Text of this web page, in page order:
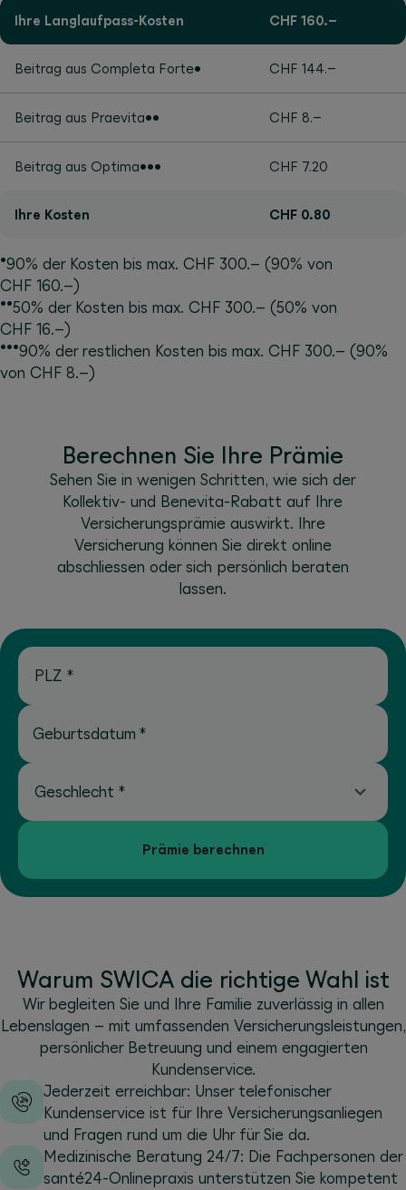
Ihre Langlaufpass-Kosten CHF 160.–
Beitrag aus Completa Forte• CHF 144.–
Beitrag aus Praevita•• CHF 8.–
Beitrag aus Optima••• CHF 7.20
Ihre Kosten CHF 0.80
•90% der Kosten bis max. CHF 300.– (90% von
CHF 160.–)
••50% der Kosten bis max. CHF 300.– (50% von
CHF 16.–)
•••90% der restlichen Kosten bis max. CHF 300.– (90%
von CHF 8.–)
Berechnen Sie Ihre Prämie
Sehen Sie in wenigen Schritten, wie sich der
Kollektiv- und Benevita-Rabatt auf Ihre
Versicherungsprämie auswirkt. Ihre
Versicherung können Sie direkt online
abschliessen oder sich persönlich beraten
lassen.
PLZ *
Geburtsdatum *
Geschlecht *
Prämie berechnen
Warum SWICA die richtige Wahl ist
Wir begleiten Sie und Ihre Familie zuverlässig in allen
Lebenslagen – mit umfassenden Versicherungsleistungen,
persönlicher Betreuung und einem engagierten
Kundenservice.
Jederzeit erreichbar: Unser telefonischer
Kundenservice ist für Ihre Versicherungsanliegen
und Fragen rund um die Uhr für Sie da.
Medizinische Beratung 24/7: Die Fachpersonen der
santé24-Onlinepraxis unterstützen Sie kompetent